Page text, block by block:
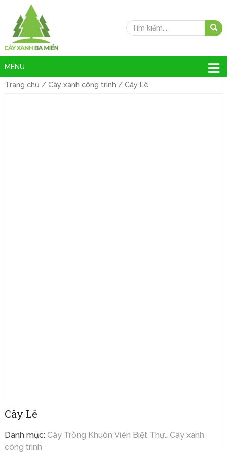
MENU
Trang chủ / Cây xanh công trình / Cây Lê
Cây Lê
Danh mục: Cây Trồng Khuôn Viên Biệt Thự., Cây xanh
công trình